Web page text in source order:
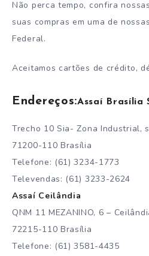
Não perca tempo, confira
suas compras em uma de
Federal.
Aceitamos cartões de crédito,
Endereços:Assaí Brasília
Trecho 10 Sia- Zona Industrial,
71200-110 Brasília
Telefone: (61) 3234-1773
Televendas: (61) 3233-2624
Assaí Ceilândia
QNM 11 MEZANINO, 6 –
72215-110 Brasília
Telefone: (61) 3581-4435